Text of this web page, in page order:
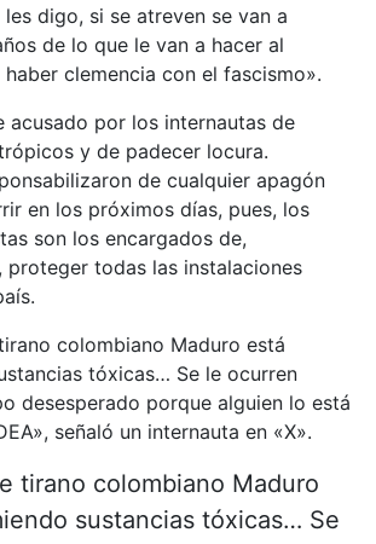
digo, si se atreven se van a
de lo que le van a hacer al
clemencia con el fascismo».
acusado por los internautas de
y de padecer locura.
de cualquier apagón
en los próximos días, pues, los
son los encargados de,
proteger todas las instalaciones
colombiano Maduro está
tóxicas… Se le ocurren
desesperado porque alguien lo está
señaló un internauta en «X».
tirano colombiano Maduro
sustancias tóxicas… Se